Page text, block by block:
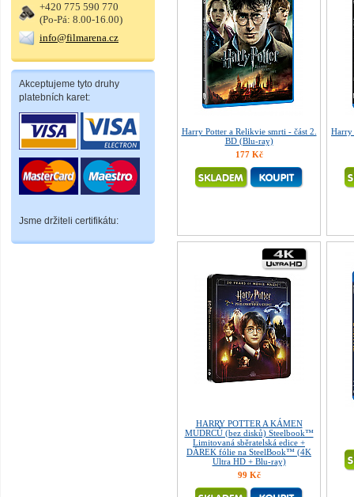
+420 775 590 770
(Po-Pá: 8.00-16.00)
info@filmarena.cz
Akceptujeme tyto druhy
platebních karet:
Jsme držiteli certifikátu:
Harry Potter a Relikvie smrti - část 2.
BD (Blu-ray)
177 Kč
Harry
HARRY POTTER A KÁMEN
MUDRCŮ (bez disků) Steelbook™
Limitovaná sběratelská edice +
DÁREK fólie na SteelBook™ (4K
Ultra HD + Blu-ray)
99 Kč